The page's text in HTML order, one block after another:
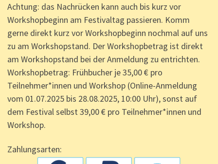
Achtung: das Nachrücken kann auch bis kurz vor
Workshopbeginn am Festivaltag passieren. Komm
gerne direkt kurz vor Workshopbeginn nochmal auf uns
zu am Workshopstand. Der Workshopbetrag ist direkt
am Workshopstand bei der Anmeldung zu entrichten.
Workshopbetrag: Frühbucher je 35,00 € pro
Teilnehmer*innen und Workshop (Online-Anmeldung
vom 01.07.2025 bis 28.08.2025, 10:00 Uhr), sonst auf
dem Festival selbst 39,00 € pro Teilnehmer*innen und
Workshop.
Zahlungsarten: